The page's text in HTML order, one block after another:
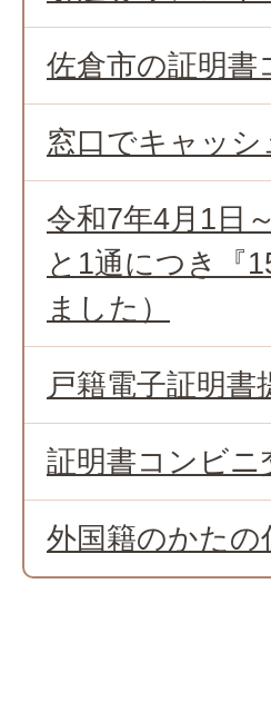
佐倉市の証明
窓口でキャッ
令和7年4月1日
と1通につき『
ました）
戸籍電子証明
証明書コンビ
外国籍のかたの